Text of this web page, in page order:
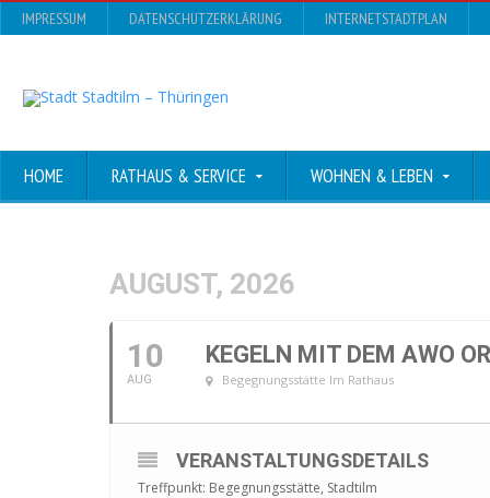
IMPRESSUM DATENSCHUTZERKLÄRUNG INTERNETSTADTPLAN
HOME RATHAUS & SERVICE WOHNEN & LEBEN
AUGUST, 2026
10
AUG
KEGELN MIT DEM AWO
Begegnungsstätte Im Rathaus
VERANSTALTUNGSDETAILS
Treffpunkt: Begegnungsstätte, Stadtilm